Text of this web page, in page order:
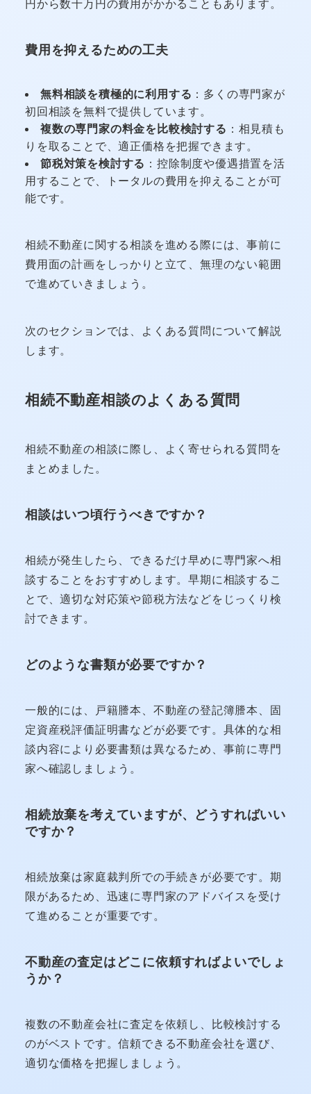
円から数十万円の費用がかかることもあります。
費用を抑えるための工夫
無料相談を積極的に利用する ：多くの専門家が
初回相談を無料で提供しています。
複数の専門家の料金を比較検討する ：相見積も
りを取ることで、適正価格を把握できます。
節税対策を検討する ：控除制度や優遇措置を活
用することで、トータルの費用を抑えることが可
能です。
相続不動産に関する相談を進める際には、事前に
費用面の計画をしっかりと立て、無理のない範囲
で進めていきましょう。
次のセクションでは、よくある質問について解説
します。
相続不動産相談のよくある質問
相続不動産の相談に際し、よく寄せられる質問を
まとめました。
相談はいつ頃行うべきですか？
相続が発生したら、できるだけ早めに専門家へ相
談することをおすすめします。早期に相談するこ
とで、適切な対応策や節税方法などをじっくり検
討できます。
どのような書類が必要ですか？
一般的には、戸籍謄本、不動産の登記簿謄本、固
定資産税評価証明書などが必要です。具体的な相
談内容により必要書類は異なるため、事前に専門
家へ確認しましょう。
相続放棄を考えていますが、どうすればいい
ですか？
相続放棄は家庭裁判所での手続きが必要です。期
限があるため、迅速に専門家のアドバイスを受け
て進めることが重要です。
不動産の査定はどこに依頼すればよいでしょ
うか？
複数の不動産会社に査定を依頼し、比較検討する
のがベストです。信頼できる不動産会社を選び、
適切な価格を把握しましょう。